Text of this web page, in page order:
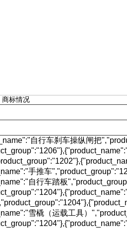
商标情况
自行车刹车操纵闸把
手推车
自行车踏板
雪橇（运载工具）